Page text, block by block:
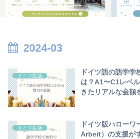
2024-03
ドイツ生活
ドイツ語の語学学
は？A1〜C1レベ
きたリアルな金額
ドイツ生活
ドイツ版ハロー
Arbeit）の支援が